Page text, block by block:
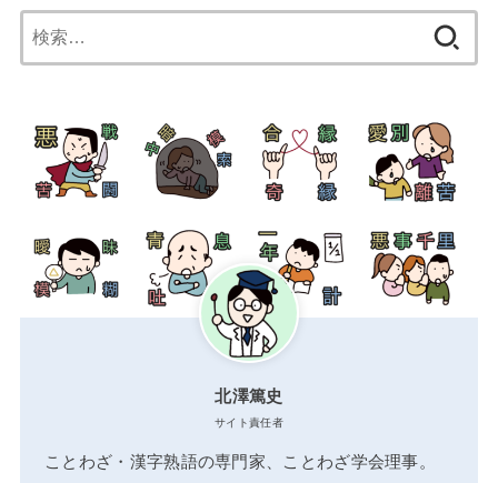
索:
北澤篤史
サイト責任者
ことわざ・漢字熟語の専門家、ことわざ学会理事。